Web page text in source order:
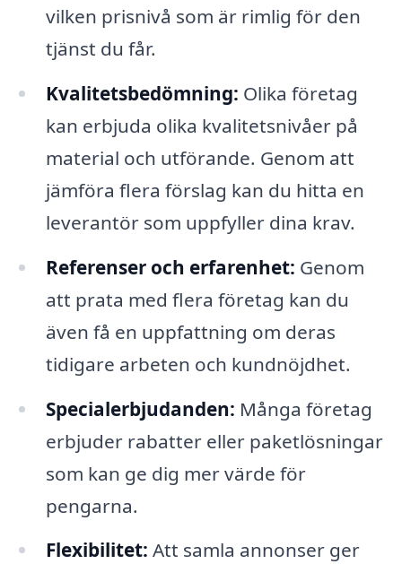
vilken prisnivå som är rimlig för den
tjänst du får.
Kvalitetsbedömning: Olika företag
kan erbjuda olika kvalitetsnivåer på
material och utförande. Genom att
jämföra flera förslag kan du hitta en
leverantör som uppfyller dina krav.
Referenser och erfarenhet: Genom
att prata med flera företag kan du
även få en uppfattning om deras
tidigare arbeten och kundnöjdhet.
Specialerbjudanden: Många företag
erbjuder rabatter eller paketlösningar
som kan ge dig mer värde för
pengarna.
Flexibilitet: Att samla annonser ger